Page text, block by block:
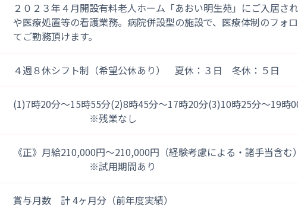
２０２３年４月開設有料老人ホーム「あおい明生苑」にご入居さ
や医療処置等の看護業務。病院併設型の施設で、医療体制のフォ
てご勤務頂けます。
４週８休シフト制（希望公休あり） 夏休：３日 冬休：５日
(1)7時20分～15時55分(2)8時45分～17時20分(3)10時25分～19時
※残業なし
《正》月給210,000円～210,000円（経験考慮による・諸手当含む
※試用期間あり
賞与月数 計 4ヶ月分（前年度実績）